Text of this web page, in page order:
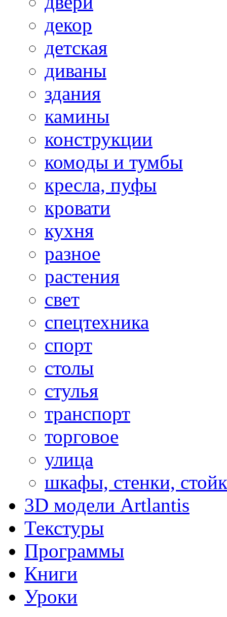
декор
детская
диваны
здания
камины
конструкции
комоды и тумбы
кресла, пуфы
кровати
кухня
разное
растения
свет
спецтехника
спорт
столы
стулья
транспорт
торговое
улица
шкафы, стенки,
3D модели Artlantis
Текстуры
Программы
Книги
Уроки